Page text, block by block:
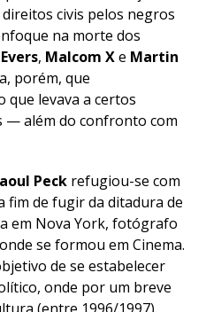
civis pelos negros
na morte dos
, Malcom Xe Martin
porém, que
que levava a certos
— além do confronto com
Peck refugiou-se com
fim de fugir da ditadura de
em Nova York, fotógrafo
se formou em Cinema.
de se estabelecer
onde por um breve